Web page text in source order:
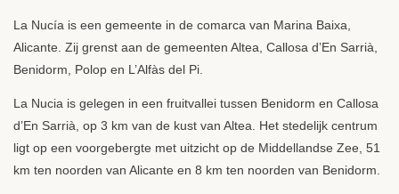
La Nucía is een gemeente in de comarca van Marina Baixa,
Alicante. Zij grenst aan de gemeenten Altea, Callosa d’En Sarrià,
Benidorm, Polop en L’Alfàs del Pi.
La Nucia is gelegen in een fruitvallei tussen Benidorm en Callosa
d’En Sarrià, op 3 km van de kust van Altea. Het stedelijk centrum
ligt op een voorgebergte met uitzicht op de Middellandse Zee, 51
km ten noorden van Alicante en 8 km ten noorden van Benidorm.